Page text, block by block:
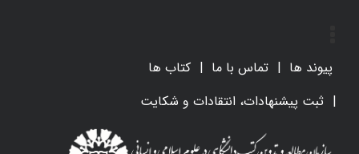
پیوند ها تماس با ما
کتاب ها
ثبت پیشنهادات، انتقادات و شکایت